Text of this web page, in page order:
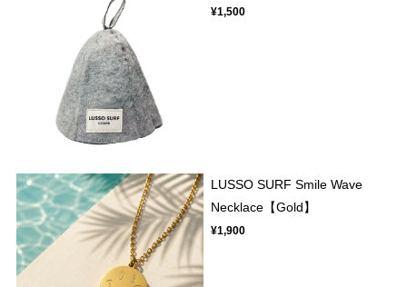
¥1,500
LUSSO SURF Smile Wave
Necklace【Gold】
¥1,900